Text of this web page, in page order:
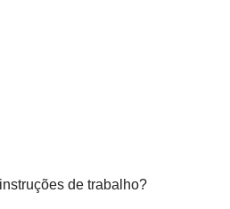
de trabalho?